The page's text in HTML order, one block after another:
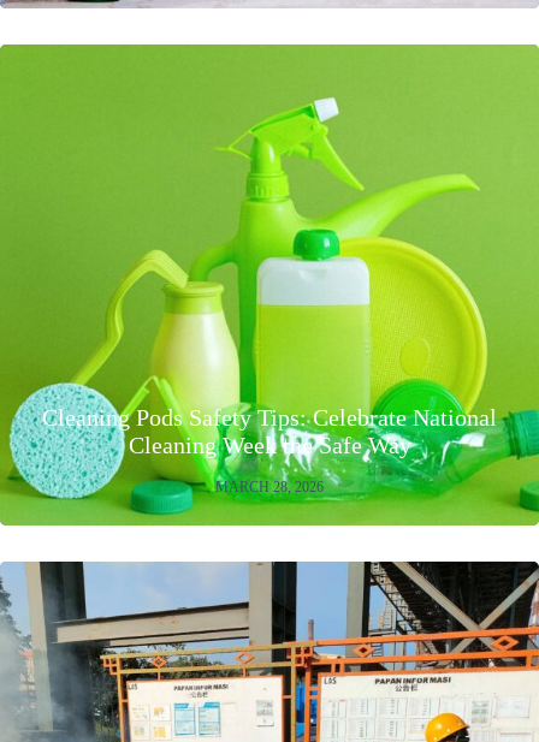
Cleaning Pods Safety Tips: Celebrate National
Cleaning Week the Safe Way
MARCH 28, 2026